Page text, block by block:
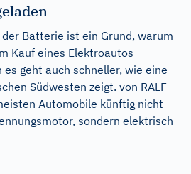
Batterie ist ein Grund, warum
Kauf eines Elektroautos
es geht auch schneller, wie eine
Südwesten zeigt. von RALF
Automobile künftig nicht
sondern elektrisch